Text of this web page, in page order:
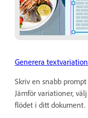
Generera
Skriv en snabb
Jämför variationer,
flödet i ditt dokument.